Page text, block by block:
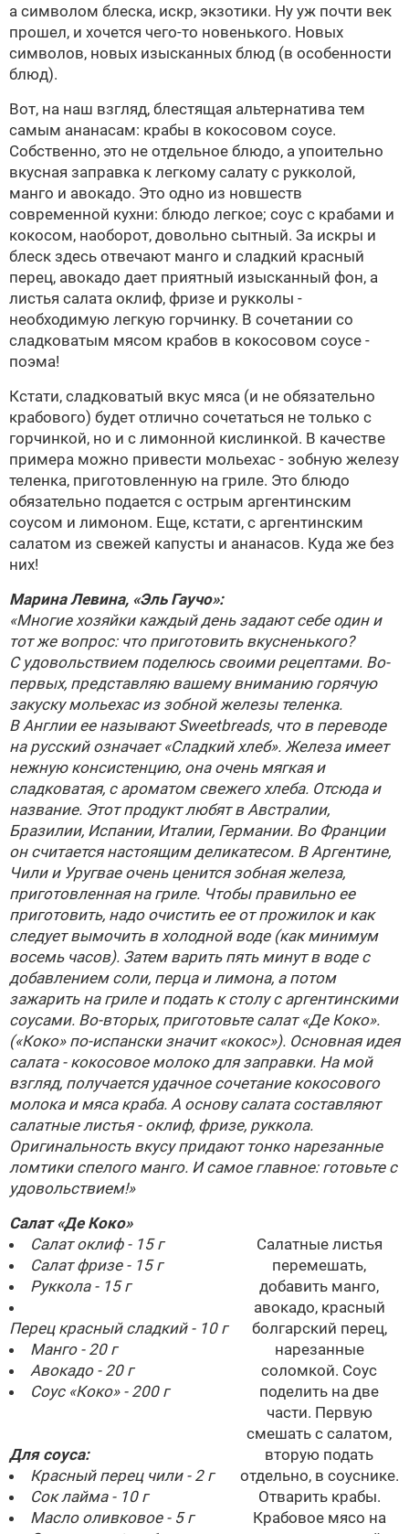
а символом блеска, искр, экзотики. Ну уж почти век
прошел, и хочется чего-то новенького. Новых
символов, новых изысканных блюд (в особенности
блюд).
Вот, на наш взгляд, блестящая альтернатива тем
самым ананасам: крабы в кокосовом соусе.
Собственно, это не отдельное блюдо, а упоительно
вкусная заправка к легкому салату с рукколой,
манго и авокадо. Это одно из новшеств
современной кухни: блюдо легкое; соус с крабами и
кокосом, наоборот, довольно сытный. За искры и
блеск здесь отвечают манго и сладкий красный
перец, авокадо дает приятный изысканный фон, а
листья салата оклиф, фризе и рукколы -
необходимую легкую горчинку. В сочетании со
сладковатым мясом крабов в кокосовом соусе -
поэма!
Кстати, сладковатый вкус мяса (и не обязательно
крабового) будет отлично сочетаться не только с
горчинкой, но и с лимонной кислинкой. В качестве
примера можно привести мольехас - зобную железу
теленка, приготовленную на гриле. Это блюдо
обязательно подается с острым аргентинским
соусом и лимоном. Еще, кстати, с аргентинским
салатом из свежей капусты и ананасов. Куда же без
них!
Марина Левина, «Эль Гаучо»:
«Многие хозяйки каждый день задают себе один и
тот же вопрос: что приготовить вкусненького?
С удовольствием поделюсь своими рецептами. Во-
первых, представляю вашему вниманию горячую
закуску мольехас из зобной железы теленка.
В Англии ее называют Sweetbreads, что в переводе
на русский означает «Сладкий хлеб». Железа имеет
нежную консистенцию, она очень мягкая и
сладковатая, с ароматом свежего хлеба. Отсюда и
название. Этот продукт любят в Австралии,
Бразилии, Испании, Италии, Германии. Во Франции
он считается настоящим деликатесом. В Аргентине,
Чили и Уругвае очень ценится зобная железа,
приготовленная на гриле. Чтобы правильно ее
приготовить, надо очистить ее от прожилок и как
следует вымочить в холодной воде (как минимум
восемь часов). Затем варить пять минут в воде с
добавлением соли, перца и лимона, а потом
зажарить на гриле и подать к столу с аргентинскими
соусами. Во-вторых, приготовьте салат «Де Коко».
(«Коко» по-испански значит «кокос»). Основная идея
салата - кокосовое молоко для заправки. На мой
взгляд, получается удачное сочетание кокосового
молока и мяса краба. А основу салата составляют
салатные листья - оклиф, фризе, руккола.
Оригинальность вкусу придают тонко нарезанные
ломтики спелого манго. И самое главное: готовьте с
удовольствием!»
Салат «Де Коко»
Салат оклиф - 15 г
Салат фризе - 15 г
Руккола - 15 г
Перец красный сладкий - 10 г
Манго - 20 г
Авокадо - 20 г
Соус «Коко» - 200 г
Для соуса:
Красный перец чили - 2 г
Сок лайма - 10 г
Масло оливковое - 5 г
Салатные листья
перемешать,
добавить манго,
авокадо, красный
болгарский перец,
нарезанные
соломкой. Соус
поделить на две
части. Первую
смешать с салатом,
вторую подать
отдельно, в соуснике.
Отварить крабы.
Крабовое мясо на